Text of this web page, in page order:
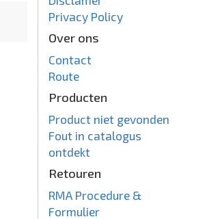
Privacy Policy
Over ons
Contact
Route
Producten
Product niet gevonden
Fout in catalogus
ontdekt
Retouren
RMA Procedure &
Formulier